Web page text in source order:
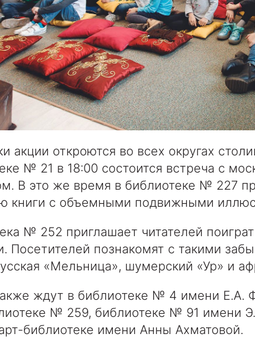
акции откроются во всех округах
№ 21 в 18:00 состоится встреча с
В это же время в библиотеке № 227
книги с объемными подвижными
№ 252 приглашает читателей
Посетителей познакомят с такими
«Мельница», шумерский «Ур» и
ждут в библиотеке № 4 имени Е.А.
№ 259, библиотеке № 91 имени
библиотеке имени Анны Ахматовой.